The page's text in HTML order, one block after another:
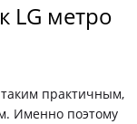
LG метро
практичным,
Именно поэтому